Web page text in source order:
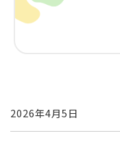
2026年4月5日